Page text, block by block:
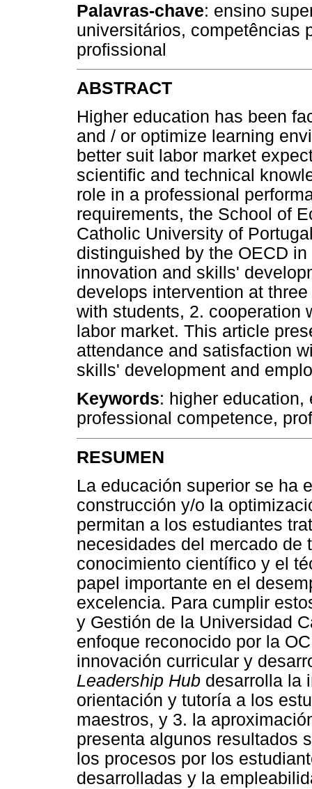
Palavras-chave: ensino
universitários, competências
profissional
ABSTRACT
Higher education has been
and / or optimize learning
better suit labor market
scientific and technical
role in a professional
requirements, the School of
Catholic University of
distinguished by the OECD
innovation and skills'
develops intervention at
with students, 2. cooperation
labor market. This article
attendance and satisfaction
skills' development and
Keywords: higher
professional competence,
RESUMEN
La educación superior se ha
construcción y/o la
permitan a los estudiantes
necesidades del mercado de
conocimiento científico y el
papel importante en el
excelencia. Para cumplir
y Gestión de la Universidad
enfoque reconocido por la
innovación curricular y
Leadership Hub desarrolla la
orientación y tutoría a los
maestros, y 3. la
presenta algunos resultados
los procesos por los
desarrolladas y la